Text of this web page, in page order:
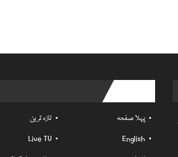
پہلا صفحہ
تازہ ترین
English
Live TV